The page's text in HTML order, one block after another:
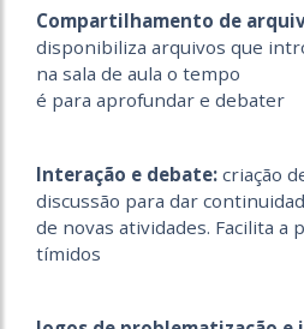
Compartilhamento de
disponibiliza arquivos que
na sala de aula o tempo
é para aprofundar e debater
Interação e debate: criação
discussão para dar
de novas atividades. Facilita a
tímidos